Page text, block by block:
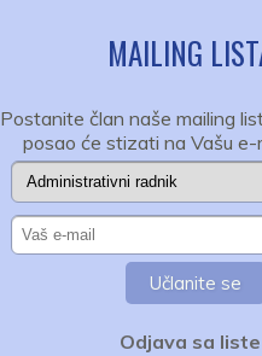
MAILING
Postanite član naše mailing
posao će stizati na Vašu e-
Odjava sa liste